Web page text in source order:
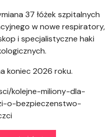
37 łóżek szpitalnych
w nowe respiratory,
i specjalistyczne haki
koniec 2026 roku.
kolejne-miliony-dla-
o-bezpieczenstwo-